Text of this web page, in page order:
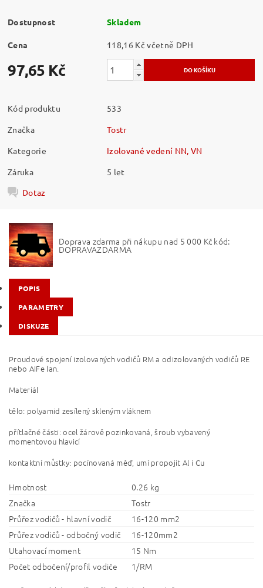
Dostupnost Skladem
Cena 118,16 Kč včetně DPH
97,65 Kč
Kód produktu
533
Značka
Tostr
Kategorie
Izolované vedení NN, VN
Záruka
5 let
Dotaz
Doprava zdarma při nákupu nad 5 000 Kč kód:
DOPRAVAZDARMA
POPIS
PARAMETRY
DISKUZE
Proudové spojení izolovaných vodičů RM a odizolovaných vodičů RE
nebo AIFe lan.
Materiál
tělo: polyamid zesílený skleným vláknem
přítlačné části: ocel žárově pozinkovaná, šroub vybavený
momentovou hlavicí
kontaktní můstky: pocínovaná měď, umí propojit Al i Cu
Hmotnost
0.26 kg
Značka
Tostr
Průřez vodičů - hlavní vodič
16-120 mm2
Průřez vodičů - odbočný vodič
16-120mm2
Utahovací moment
15 Nm
Počet odbočení/profil vodiče
1/RM